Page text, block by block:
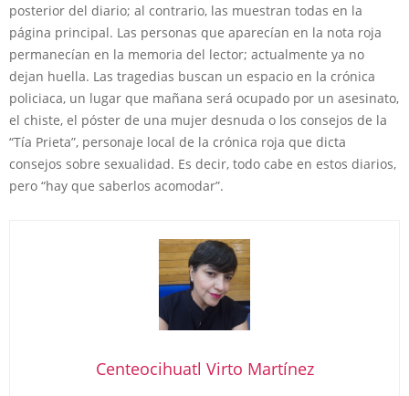
posterior del diario; al contrario, las muestran todas en la
página principal. Las personas que aparecían en la nota roja
permanecían en la memoria del lector; actualmente ya no
dejan huella. Las tragedias buscan un espacio en la crónica
policiaca, un lugar que mañana será ocupado por un asesinato,
el chiste, el póster de una mujer desnuda o los consejos de la
“Tía Prieta”, personaje local de la crónica roja que dicta
consejos sobre sexualidad. Es decir, todo cabe en estos diarios,
pero “hay que saberlos acomodar”.
Centeocihuatl Virto Martínez